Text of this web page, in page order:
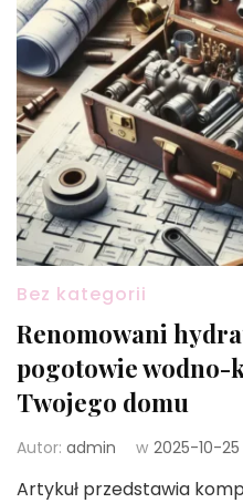
Bez kategorii
Renomowani
pogotowie wodno-
Twojego domu
Autor: admin w 2025-10-25
Artykuł przedstawia